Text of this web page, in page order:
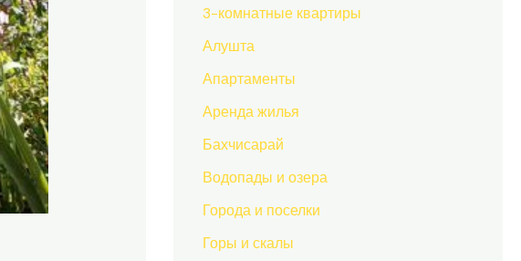
3-комнатные квартиры
Алушта
Апартаменты
Аренда жилья
Бахчисарай
Водопады и озера
Города и поселки
Горы и скалы